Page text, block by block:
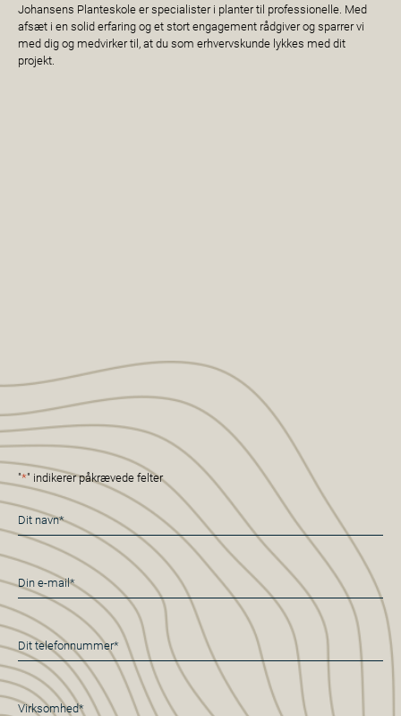
Johansens Planteskole er specialister i planter til professionelle. Med
afsæt i en solid erfaring og et stort engagement rådgiver og sparrer vi
med dig og medvirker til, at du som erhvervskunde lykkes med dit
projekt.
"*" indikerer påkrævede felter
Navn
*
E-
mail
*
Telefon
*
Virksomhed